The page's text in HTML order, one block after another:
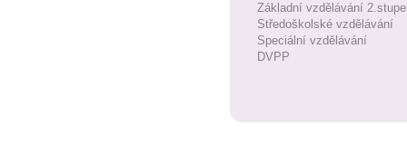
Základní vzdělávání
Středoškolské vzdělávání
Speciální vzdělávání
DVPP